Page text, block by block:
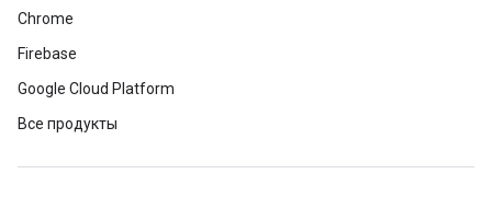
Chrome
Firebase
Google Cloud Platform
Все продукты